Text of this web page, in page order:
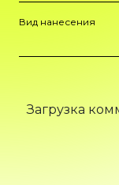
Вид нанесения
Загрузка